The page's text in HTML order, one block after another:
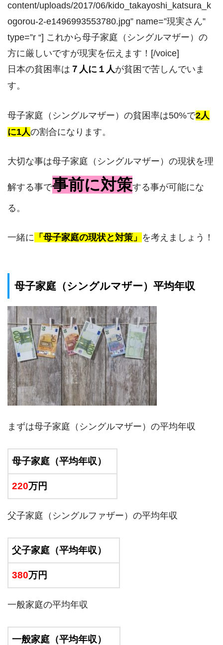
content/uploads/2017/06/kido_takayoshi_katsura_k
ogorou-2-e1496993553780.jpg” name=”現実さん”
type=”r “] これから母子家庭（シングルマザー）の
方に厳しいですが現実を伝えます！[/voice]
日本の貧困率は ７人に１人が貧困で苦しんでいま
す。
母子家庭（シングルマザー）の貧困率は50%で2人
に1人の割合になります。
大切な事は母子家庭（シングルマザー）の現状を理
解する事で事前に対策する事が可能にな
る。
一緒に 「母子家庭の現状と対策」 を考えましょう！
母子家庭（シングルマザー）平均年収
まずは母子家庭（シングルマザー）の平均年収
母子家庭（平均年収）
220万円
父子家庭（シングルファザー）の平均年収
父子家庭（平均年収）
380万円
一般家庭の平均年収
一般家庭（平均年収）